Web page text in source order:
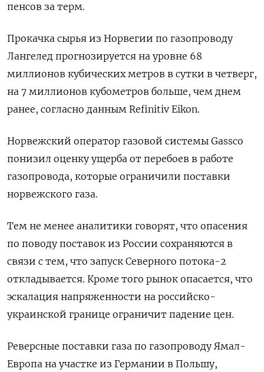
пенсов за терм.
Прокачка сырья из Норвегии по газопроводу
Лангелед прогнозируется на уровне 68
миллионов кубических метров в сутки в четверг,
на 7 миллионов кубометров больше, чем днем
ранее, согласно данным Refinitiv Eikon.
Норвежский оператор газовой системы Gassco
понизил оценку ущерба от перебоев в работе
газопровода, которые ограничили поставки
норвежского газа.
Тем не менее аналитики говорят, что опасения
по поводу поставок из России сохраняются в
связи с тем, что запуск Северного потока-2
откладывается. Кроме того рынок опасается, что
эскалация напряженности на российско-
украинской границе ограничит падение цен.
Реверсные поставки газа по газопроводу Ямал-
Европа на участке из Германии в Польшу,